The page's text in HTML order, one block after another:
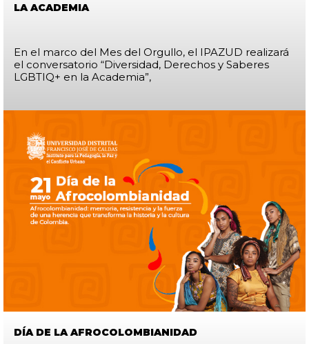
LA ACADEMIA
En el marco del Mes del Orgullo, el IPAZUD realizará
el conversatorio “Diversidad, Derechos y Saberes
LGBTIQ+ en la Academia”,
DÍA DE LA AFROCOLOMBIANIDAD